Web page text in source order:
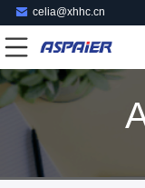
celia@xhhc.cn